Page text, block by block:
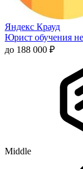
Яндекс Крауд
Юрист обучения
до 188 000 ₽
Middle